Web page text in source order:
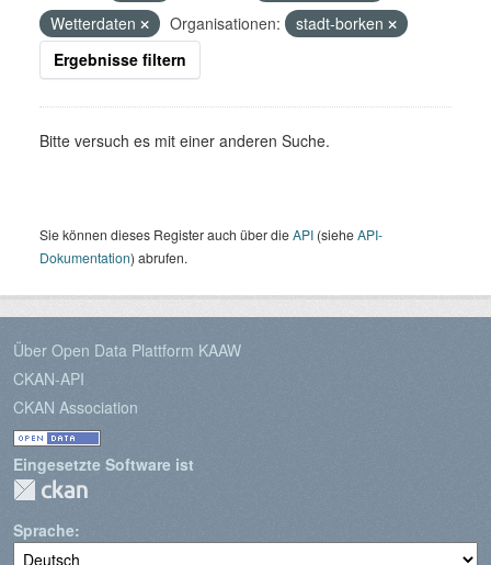
Wetterdaten
Organisationen:
stadt-borken
Ergebnisse filtern
Bitte versuch es mit einer anderen Suche.
Sie können dieses Register auch über dieAPI (sieheAPI-
Dokumentation) abrufen.
Über Open Data Plattform KAAW
CKAN-API
CKAN Association
Eingesetzte Software ist
Sprache